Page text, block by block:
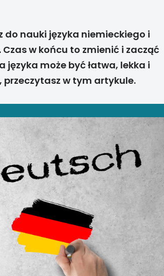
do nauki języka niemieckiego i
w końcu to zmienić i zacząć
języka może być łatwa, lekka i
przeczytasz w tym artykule.